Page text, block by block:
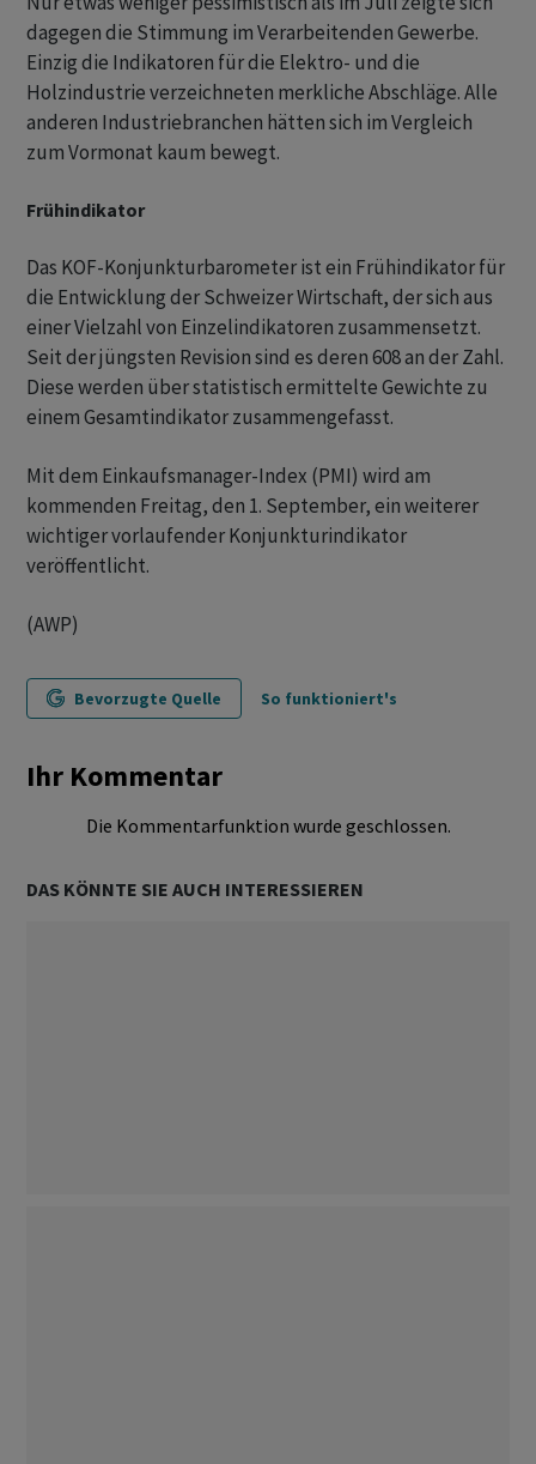
dagegen die Stimmung im Verarbeitenden Gewerbe.
Einzig die Indikatoren für die Elektro- und die
Holzindustrie verzeichneten merkliche Abschläge. Alle
anderen Industriebranchen hätten sich im Vergleich
zum Vormonat kaum bewegt.
Frühindikator
Das KOF-Konjunkturbarometer ist ein Frühindikator für
die Entwicklung der Schweizer Wirtschaft, der sich aus
einer Vielzahl von Einzelindikatoren zusammensetzt.
Seit der jüngsten Revision sind es deren 608 an der Zahl.
Diese werden über statistisch ermittelte Gewichte zu
einem Gesamtindikator zusammengefasst.
Mit dem Einkaufsmanager-Index (PMI) wird am
kommenden Freitag, den 1. September, ein weiterer
wichtiger vorlaufender Konjunkturindikator
veröffentlicht.
(AWP)
Bevorzugte Quelle So funktioniert's
Ihr Kommentar
Die Kommentarfunktion wurde geschlossen.
DAS KÖNNTE SIE AUCH INTERESSIEREN